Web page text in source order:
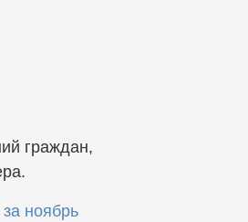
граждан,
ноябрь